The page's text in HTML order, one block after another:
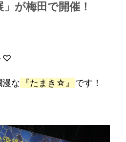
が梅田で開催！
♡
漫な 『たまき☆』 です！